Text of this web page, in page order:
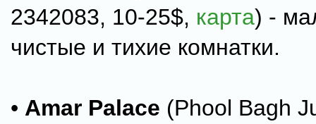
2342083, 10-25$, карта) -
чистые и тихие комнатки.
• Amar Palace (Phool Bagh